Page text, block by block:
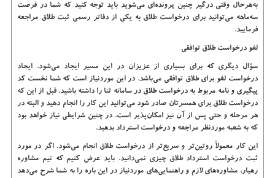
به‌هرحال وقتی درگیر چنین پرونده‌ای می‌شوید باید توجه کنید که شما در فرصت
سه‌ماهه می‌توانید برای درخواست طلاق به یکی از دفاتر رسمی ثبت طلاق مراجعه
فرمایید.
لغو درخواست طلاق توافقی
سؤال دیگری که برای بسیاری از عزیزان در این مسیر ایجاد می‌شود. ایجاد
درخواست لغو برای طلاق توافقی می‌باشد. در این موردنیاز است که شما نخست کد
پیگیری و نامه مربوط به درخواست طلاق در سامانه ثنا را داشته باشید. قبل از این که
درخواست طلاق برای همسرتان صادر شود می‌توانید این کار را انجام دهید و البته در
هر مرحله و حتی پس از آن نیز امکان‌پذیر است. در چنین شرایطی نیاز خواهد بود
که به شعبه موردنظر مراجعه و درخواست استرداد بدهید.
این کار معمولاً روتین‌تر و سریع‌تر از درخواست طلاق انجام می‌شود. اگر در مورد
ثبت درخواست استرداد طلاق چیزی نمی‌دانید. باید عرض کنیم که تیم مشاوره
رهیار، مشاوره‌های لازم و راهنمایی‌های موردنیاز در این باره را به شما شرح می‌دهد